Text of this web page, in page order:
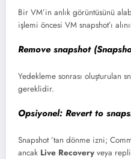
Bir VM’in anlık görüntüsünü
işlemi öncesi VM snapshot’ı
Remove snapshot
Yedekleme sonrası oluşturulan
gereklidir.
Opsiyonel: Revert to
Snapshot ’tan dönme izni;
ancak Live Recovery veya